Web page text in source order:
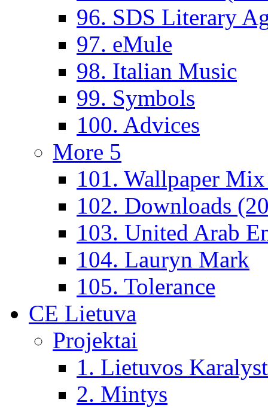
96. SDS Literary
97. eMule
98. Italian Music
99. Symbols
100. Advices
More 5
101. Wallpaper
102. Downloads
103. United Arab
104. Lauryn Mark
105. Tolerance
CE Lietuva
Projektai
1. Lietuvos
2. Mintys